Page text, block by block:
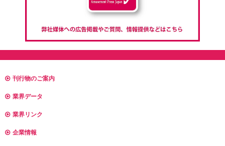
刊行物のご案内
業界データ
業界リンク
企業情報